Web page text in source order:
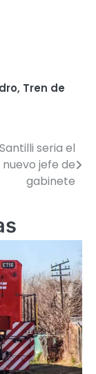
, Tren de
seria el
nuevo jefe de
gabinete